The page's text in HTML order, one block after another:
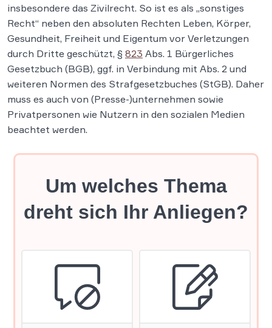
insbesondere das Zivilrecht. So ist es als „sonstiges
Recht“ neben den absoluten Rechten Leben, Körper,
Gesundheit, Freiheit und Eigentum vor Verletzungen
durch Dritte geschützt, § 823 Abs. 1 Bürgerliches
Gesetzbuch (BGB), ggf. in Verbindung mit Abs. 2 und
weiteren Normen des Strafgesetzbuches (StGB). Daher
muss es auch von (Presse-)unternehmen sowie
Privatpersonen wie Nutzern in den sozialen Medien
beachtet werden.